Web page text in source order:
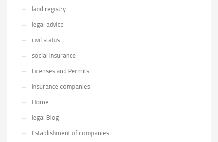
land registry
legal advice
civil status
social insurance
Licenses and Permits
insurance companies
Home
legal Blog
Establishment of companies